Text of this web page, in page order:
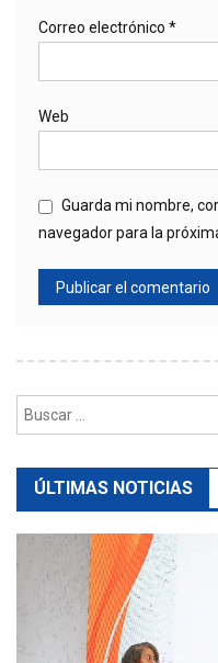
Correo electrónico *
Web
Guarda mi nombre,
navegador para la
ÚLTIMAS NOTICIAS